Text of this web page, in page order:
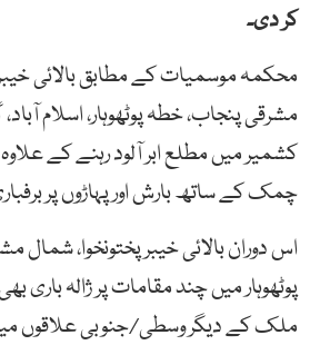
کر دی۔
محکمہ موسمیات کے مطابق بالائی
مشرقی پنجاب، خطہ پوٹھوہار، اسلام
کشمیر میں مطلع ابر آلود رہنے کے علاوہ
چمک کے ساتھ بارش اور پہاڑوں پر
اس دوران بالائی خیبرپختونخوا، شمال
پوٹھوہار میں چند مقامات پر ژالہ باری
ملک کے دیگر وسطی/جنوبی علاقوں